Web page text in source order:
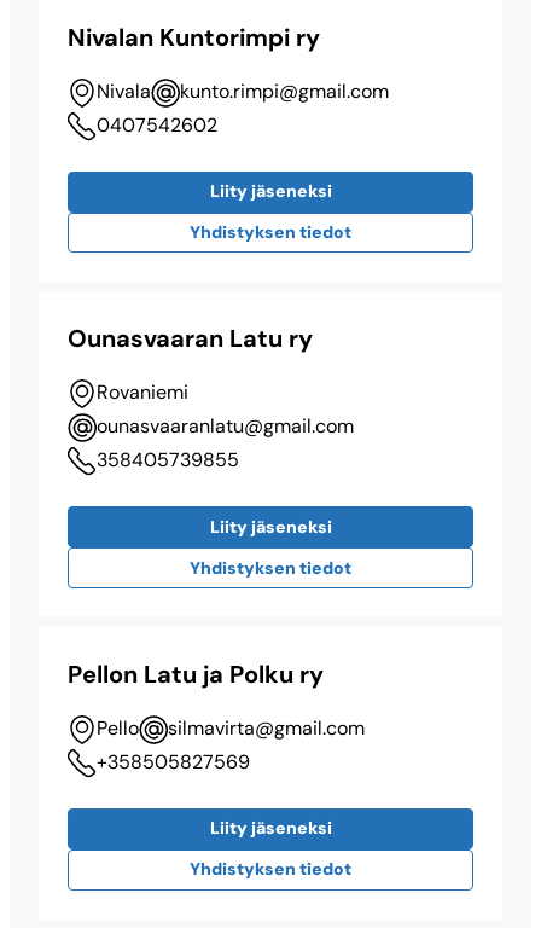
Nivalan Kuntorimpi ry
Nivala
kunto.rimpi@​gmail.com
0407542602
Liity jäseneksi
Yhdistyksen tiedot
Ounasvaaran Latu ry
Rovaniemi
ounasvaaranlatu@​gmail.com
358405739855
Liity jäseneksi
Yhdistyksen tiedot
Pellon Latu ja Polku ry
Pello
silmavirta@​gmail.com
+358505827569
Liity jäseneksi
Yhdistyksen tiedot